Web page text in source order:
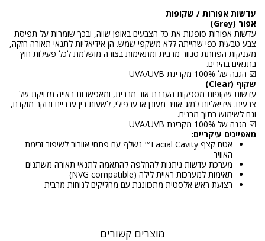
עדשות אפורות / שקופות
אפור (Grey)
עדשות אפורות סופגות את כל הצבעים באופן שווה, ובכך שומרות על תפיסת
צבע טבעית כפי שהייתה ללא משקפי שמש. הן אידיאליות לתנאי תאורה חזקה,
מעניקות הפחתת סנוור מרבית ומתאימות בצורה מושלמת לכל פעילות חוץ
בתנאים בהירים.
☑️ הגנה של 100% מקרינת UVA/UVB
שקוף (Clear)
עדשות שקופות מספקות העברת אור מרבית, ומאפשרות ראייה מדויקת של
צבעים. אידיאליות למזג אוויר מעונן או ערפילי, לשעות בין ערביים ובוקר מוקדם,
וגם לשימוש בתוך מבנים.
☑️ הגנה של 100% מקרינת UVA/UVB
מאפיינים עיקריים:
אטם קצף Facial Cavity™ נשלף עם פתחי אוורור לשיפור זרימת
האוויר
מערכת עדשות ניתנות להחלפה להתאמה לתנאי תאורה משתנים
תאימות למערכות ראיית לילה (NVG compatible)
רצועת ראש אלסטית מתכווננת עם מחליקים לנוחות מרבית
מוצרים קשורים